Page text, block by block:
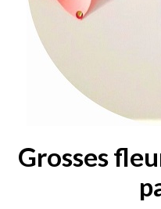
Grosses